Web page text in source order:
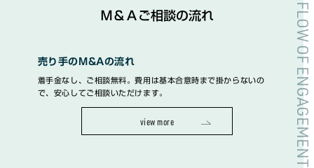
FLOW OF ENGAGEMENT
Ｍ＆Ａご相談の流れ
売り手のM&Aの流れ
着手金なし、ご相談無料。費用は基本合意時まで掛からないの
で、安心してご相談いただけます。
view more